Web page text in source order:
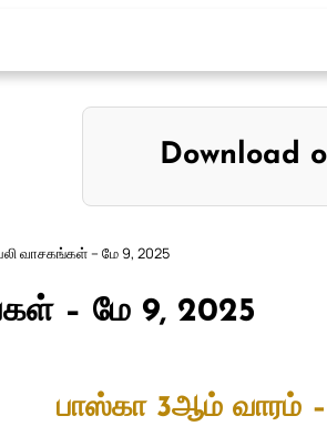
Download
வாசகங்கள் – மே 9, 2025
– மே 9, 2025
பாஸ்கா 3ஆம் வாரம்